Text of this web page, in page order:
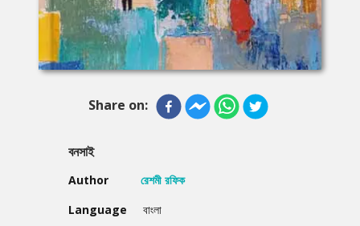
Share on:
বনসাই
Author
রেশমী রফিক
Language
বাংলা